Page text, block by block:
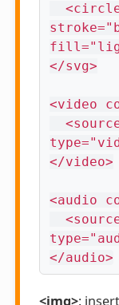
  <circle cx="50" cy="50" r="40"
</svg>
<video
  <source src="video.mp4"
</video>
<audio
  <source src="audio.mp3"
</audio>
<img>: